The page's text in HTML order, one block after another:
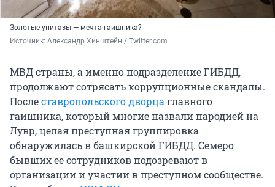
Золотые унитазы — мечта гаишника?
Источник: Александр Хинштейн / Twitter.com
МВД страны, а именно подразделение ГИБДД,
продолжают сотрясать коррупционные скандалы.
Послеставропольского дворца главного
гаишника, который многие назвали пародией на
Лувр, целая преступная группировка
обнаружилась в башкирской ГИБДД. Семеро
бывших ее сотрудников подозревают в
организации и участии в преступном сообществе.